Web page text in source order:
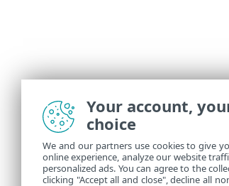
Your account,
choice
We and our partners use cookies to give
online experience, analyze our website
personalized ads. You can agree to the
clicking "Accept all and close", decline all